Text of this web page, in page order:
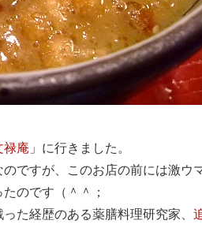
禄庵 」に行きました。
ですが、このお店の前には激ウ
のです（＾＾；
った経歴のある薬膳料理研究家、